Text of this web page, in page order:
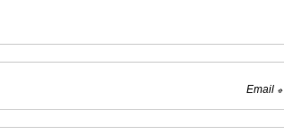
Email *